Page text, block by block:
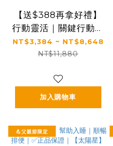
【送$388再拿好禮】
行動靈活｜關鍵行動＋
健康好眠＋益生菌｜
【太陽星】全效克菲爾
菌(多規格)
NT$3,384 ~ NT$8,648
NT$11,880
加入購物車
💪父親節限定